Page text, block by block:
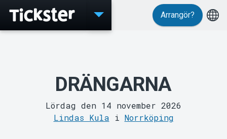
Arrangör?
DRÄNGARNA
Lördag den 14 november 2026
Lindas Kula i Norrköping